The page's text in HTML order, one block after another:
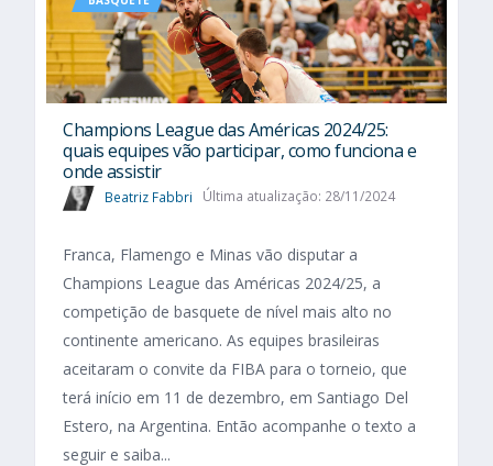
Champions League das Américas 2024/25:
quais equipes vão participar, como funciona e
onde assistir
Beatriz Fabbri Última atualização: 28/11/2024
Franca, Flamengo e Minas vão disputar a
Champions League das Américas 2024/25, a
competição de basquete de nível mais alto no
continente americano. As equipes brasileiras
aceitaram o convite da FIBA para o torneio, que
terá início em 11 de dezembro, em Santiago Del
Estero, na Argentina. Então acompanhe o texto a
seguir e saiba...